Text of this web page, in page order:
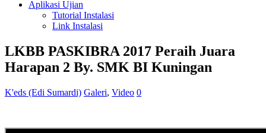
Aplikasi Ujian
Tutorial Instalasi
Link Instalasi
LKBB PASKIBRA 2017 Peraih Juara
Harapan 2 By. SMK BI Kuningan
K'eds (Edi Sumardi) Galeri, Video 0